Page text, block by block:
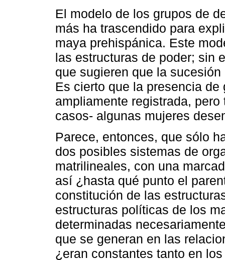
El modelo de los grupos de
más ha trascendido para
maya prehispánica. Este
las estructuras de poder; sin
que sugieren que la
Es cierto que la presencia
ampliamente registrada,
casos- algunas mujeres
Parece, entonces, que sólo
dos posibles sistemas de
matrilineales, con una
así ¿hasta qué punto el
constitución de las
estructuras políticas de los
determinadas
que se generan en las
¿eran constantes tanto en